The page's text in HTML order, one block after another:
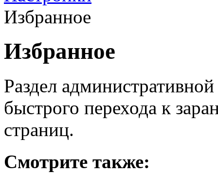
Избранное
Избранное
Раздел
быстрого перехода к
страниц.
Смотрите также: